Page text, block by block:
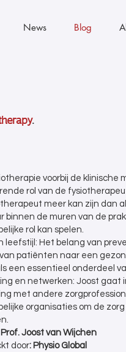
News Blog
.
voorbij de klinische
rol van de
meer kan zijn dan
binnen de muren van de
rol kan spelen.
leefstijl: Het belang van
patiënten naar een
een essentieel onderdeel
en netwerken: Joost gaat
met andere
organisaties om de
Prof. Joost van Wijchen
door: Physio Global